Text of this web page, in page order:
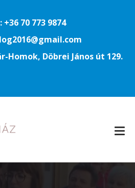
+36 70 773 9874
Homok, Döbrei János út 129.